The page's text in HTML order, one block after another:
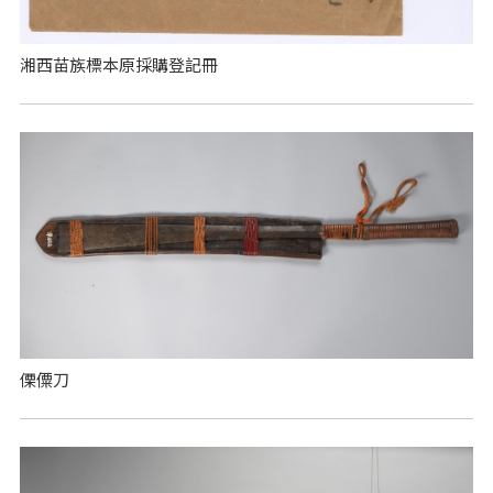
湘西苗族標本原採購登記冊
傈僳刀